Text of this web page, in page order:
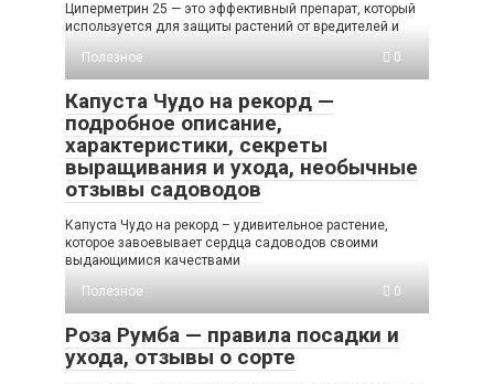
Циперметрин 25 — это эффективный препарат, который
используется для защиты растений от вредителей и
Полезное
0
Капуста Чудо на рекорд —
подробное описание,
характеристики, секреты
выращивания и ухода, необычные
отзывы садоводов
Капуста Чудо на рекорд – удивительное растение,
которое завоевывает сердца садоводов своими
выдающимися качествами
Полезное
0
Роза Румба — правила посадки и
ухода, отзывы о сорте